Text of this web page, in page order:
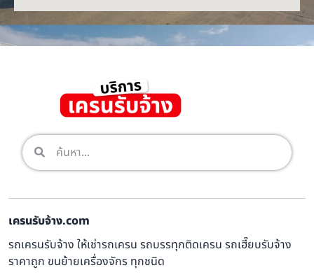
เครนรับจ้าง.com
รถเครนรับจ้าง ให้เช่ารถเครน รถบรรทุกติดเครน รถเฮี๊ยบรับจ้าง
ราคาถูก ขนย้ายเครื่องจักร ทุกชนิด